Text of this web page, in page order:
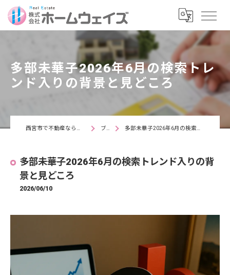
多部未華子2026年6月の検索トレ
ンド入りの背景と見どころ
西宮市で不動産なら株式会社ホームウェイズ ブログ 多部未華子2026年6月の検索トレンド入りの背景と見どころ
多部未華子2026年6月の検索トレンド入りの背
景と見どころ
2026/06/10